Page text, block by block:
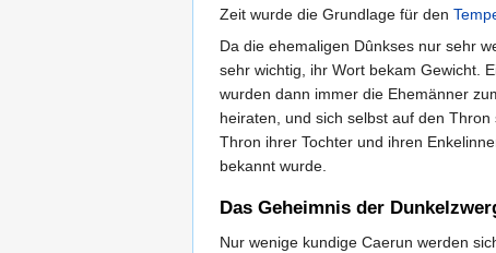
Zeit wurde die Grundlage für den
Da die ehemaligen Dûnkses nur sehr
sehr wichtig, ihr Wort bekam Gewicht.
wurden dann immer die Ehemänner
heiraten, und sich selbst auf den
Thron ihrer Tochter und ihren
bekannt wurde.
Das Geheimnis der
Nur wenige kundige Caerun werden